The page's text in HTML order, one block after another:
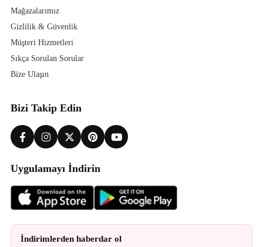
Mağazalarımız
Gizlilik & Güvenlik
Müşteri Hizmetleri
Sıkça Sorulan Sorular
Bize Ulaşın
Bizi Takip Edin
Uygulamayı İndirin
İndirimlerden haberdar ol